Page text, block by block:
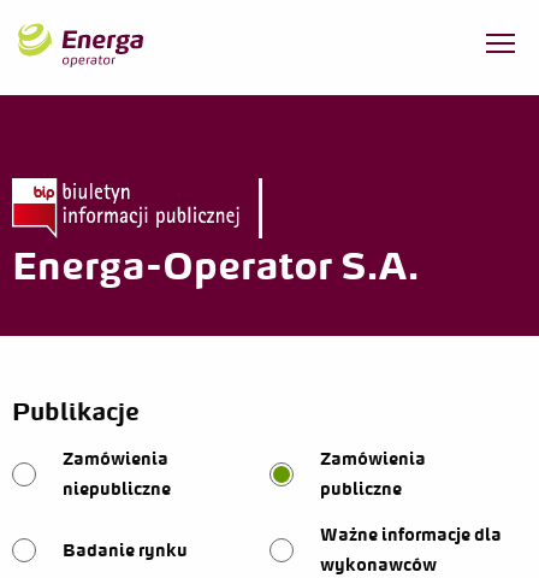
Energa-Operator S.A.
Publikacje
Zamówienia
niepubliczne
Zamówienia
publiczne
Badanie rynku
Ważne informacje dla
wykonawców